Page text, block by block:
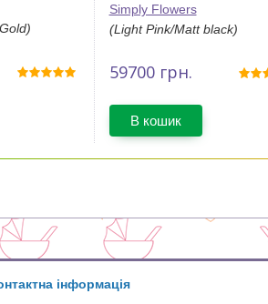
Simply Flowers
(Light Pink/Matt black)
59700грн.
В кошик
інформація